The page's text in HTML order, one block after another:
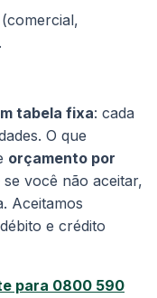
tabela fixa: cada
O que
orçamento por
você não aceitar,
Aceitamos
e crédito
para 0800 590